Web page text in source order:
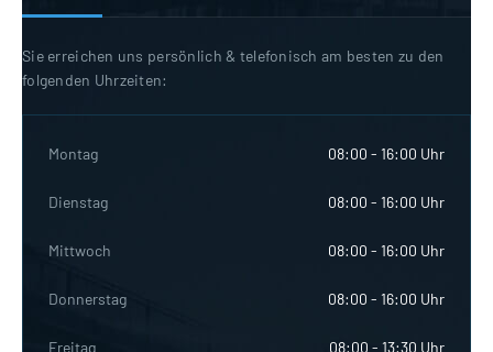
Sie erreichen uns persönlich & telefonisch am besten zu den
folgenden Uhrzeiten:
Montag 08:00 - 16:00 Uhr
Dienstag 08:00 - 16:00 Uhr
Mittwoch 08:00 - 16:00 Uhr
Donnerstag 08:00 - 16:00 Uhr
Freitag 08:00 - 13:30 Uhr